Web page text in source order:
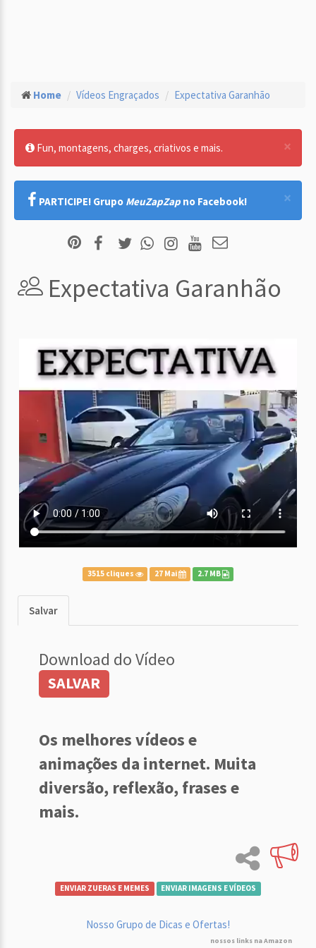
Home Vídeos Engraçados Expectativa Garanhão
×
Fun, montagens, charges, criativos e mais.
×
PARTICIPE! Grupo MeuZapZap no Facebook!
Expectativa Garanhão
3515 cliques 27 Mai 2.7 MB
Salvar
Download do Vídeo
SALVAR
Os melhores vídeos e
animações da internet. Muita
diversão, reflexão, frases e
mais.
ENVIAR ZUERAS E MEMES ENVIAR IMAGENS E VÍDEOS
Nosso Grupo de Dicas e Ofertas!
nossos links na Amazon